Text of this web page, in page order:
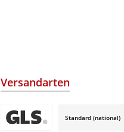
Versandarten
Standard (national)